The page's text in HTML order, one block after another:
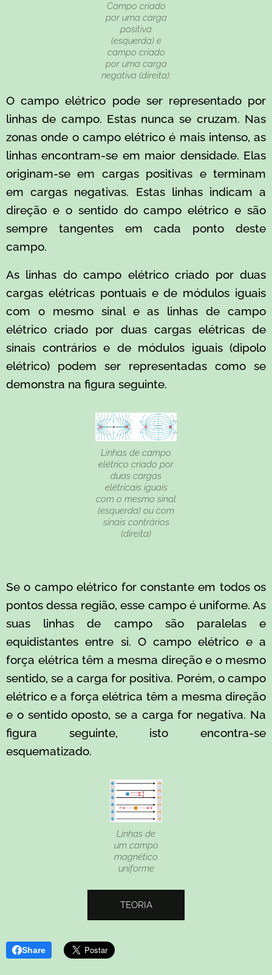
Campo criado
por uma carga
positiva
(esquerda) e
campo criado
por uma carga
negativa (direita);
O campo elétrico pode ser representado por
linhas de campo. Estas nunca se cruzam. Nas
zonas onde o campo elétrico é mais intenso, as
linhas encontram-se em maior densidade. Elas
originam-se em cargas positivas e terminam
em cargas negativas. Estas linhas indicam a
direção e o sentido do campo elétrico e são
sempre tangentes em cada ponto deste
campo.
As linhas do campo elétrico criado por duas
cargas elétricas pontuais e de módulos iguais
com o mesmo sinal e as linhas de campo
elétrico criado por duas cargas elétricas de
sinais contrários e de módulos iguais (dipolo
elétrico) podem ser representadas como se
demonstra na figura seguinte.
Linhas de campo
elétrico criado por
duas cargas
elétricais iguais
com o mesmo sinal
(esquerda) ou com
sinais contrários
(direita)
Se o campo elétrico for constante em todos os
pontos dessa região, esse campo é uniforme. As
suas linhas de campo são paralelas e
equidistantes entre si. O campo elétrico e a
força elétrica têm a mesma direção e o mesmo
sentido, se a carga for positiva. Porém, o campo
elétrico e a força elétrica têm a mesma direção
e o sentido oposto, se a carga for negativa. Na
figura seguinte, isto encontra-se
esquematizado.
Linhas de
um campo
magnético
uniforme
TEORIA
Share